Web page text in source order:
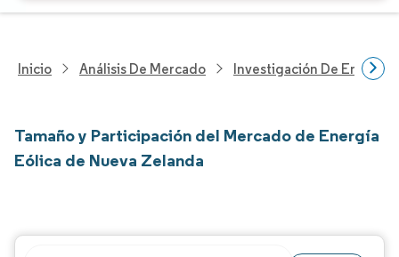
Inicio Análisis De Mercado Investigación De Energía
Tamaño y Participación del Mercado de Energía
Eólica de Nueva Zelanda